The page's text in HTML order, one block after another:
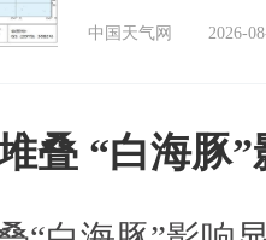
中国天气网 2026-
叠 “白海豚”